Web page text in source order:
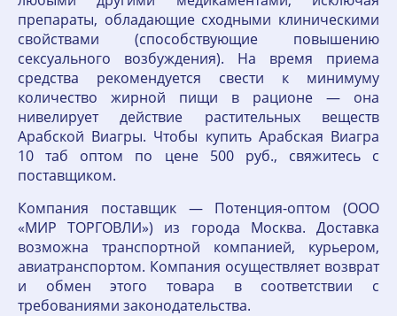
препараты, обладающие сходными клиническими
свойствами (способствующие повышению
сексуального возбуждения). На время приема
средства рекомендуется свести к минимуму
количество жирной пищи в рационе — она
нивелирует действие растительных веществ
Арабской Виагры. Чтобы купить Арабская Виагра
10 таб оптом по цене 500 руб., свяжитесь с
поставщиком.
Компания поставщик — Потенция-оптом (ООО
«МИР ТОРГОВЛИ») из города Москва. Доставка
возможна транспортной компанией, курьером,
авиатранспортом. Компания осуществляет возврат
и обмен этого товара в соответствии с
требованиями законодательства.